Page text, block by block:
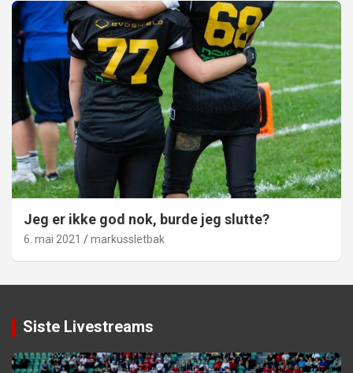
Jeg er ikke god nok, burde jeg slutte?
6. mai 2021 markussletbak
Siste Livestreams